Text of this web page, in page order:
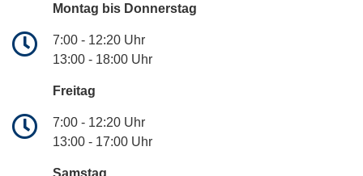
Montag bis Donnerstag
7:00 - 12:20 Uhr
13:00 - 18:00 Uhr
Freitag
7:00 - 12:20 Uhr
13:00 - 17:00 Uhr
Samstag